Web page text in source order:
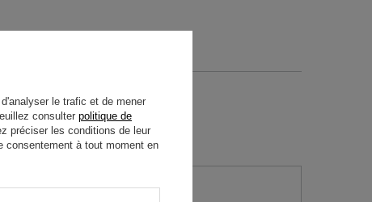
le trafic et de mener
consulter politique de
préciser les conditions de leur
consentement à tout moment en